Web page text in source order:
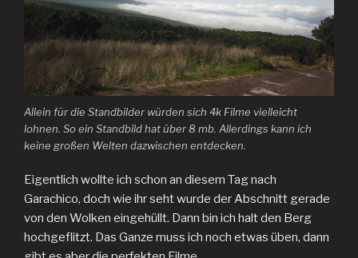
Allein für die Standbilder würden sich 4k Filme vielleicht
lohnen. So ein Standbild hat über 8 mb. Allerdings kann ich
keine großen Welten dazwischen entdecken.
Eigentlich wollte ich schon an diesem Tag nach
Garachico, doch wie ihr seht wurde der Abschnitt gerade
von den Wolken eingehüllt. Dann bin ich halt den Berg
hochgeflitzt. Das Ganze muss ich noch etwas üben, dann